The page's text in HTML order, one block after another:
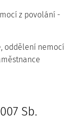
z povolání -
oddělení nemocí
Sb.